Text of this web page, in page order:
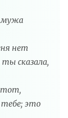
мужа
нет
сказала,
тот,
это